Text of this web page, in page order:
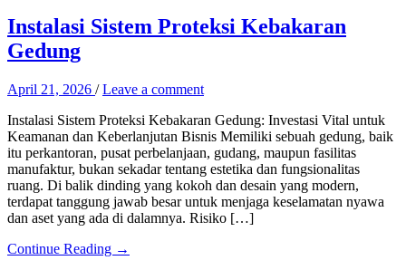
Instalasi Sistem Proteksi Kebakaran
Gedung
April 21, 2026 /Leave a comment
Instalasi Sistem Proteksi Kebakaran Gedung: Investasi Vital untuk
Keamanan dan Keberlanjutan Bisnis Memiliki sebuah gedung, baik
itu perkantoran, pusat perbelanjaan, gudang, maupun fasilitas
manufaktur, bukan sekadar tentang estetika dan fungsionalitas
ruang. Di balik dinding yang kokoh dan desain yang modern,
terdapat tanggung jawab besar untuk menjaga keselamatan nyawa
dan aset yang ada di dalamnya. Risiko […]
Continue Reading →